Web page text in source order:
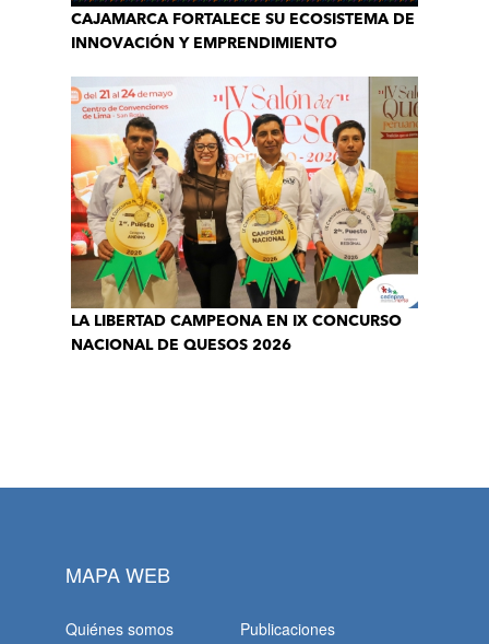
CAJAMARCA FORTALECE SU ECOSISTEMA DE
INNOVACIÓN Y EMPRENDIMIENTO
LA LIBERTAD CAMPEONA EN IX CONCURSO
NACIONAL DE QUESOS 2026
MAPA WEB
Quiénes somos
Publicaciones